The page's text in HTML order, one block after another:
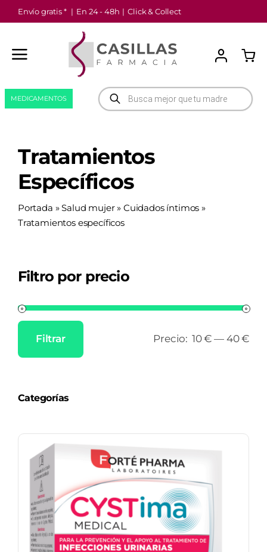
Saltar
al
Envío gratis * | En 24 - 48h | Click & Collect
Búsqueda
de
productos
MEDICAMENTOS
Tratamientos
Específicos
Portada »Salud mujer» Cuidados íntimos »
Tratamientos específicos
Filtro por precio
Filtrar Precio: 10 € — 40 €
Categorías